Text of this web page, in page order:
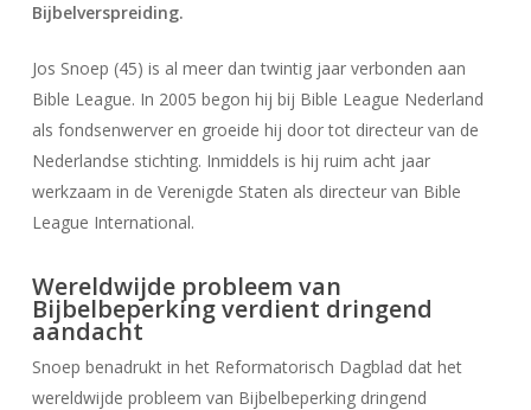
Bijbelverspreiding.
Jos Snoep (45) is al meer dan twintig jaar verbonden aan
Bible League. In 2005 begon hij bij Bible League Nederland
als fondsenwerver en groeide hij door tot directeur van de
Nederlandse stichting. Inmiddels is hij ruim acht jaar
werkzaam in de Verenigde Staten als directeur van Bible
League International.
Wereldwijde probleem van
Bijbelbeperking verdient dringend
aandacht
Snoep benadrukt in het Reformatorisch Dagblad dat het
wereldwijde probleem van Bijbelbeperking dringend